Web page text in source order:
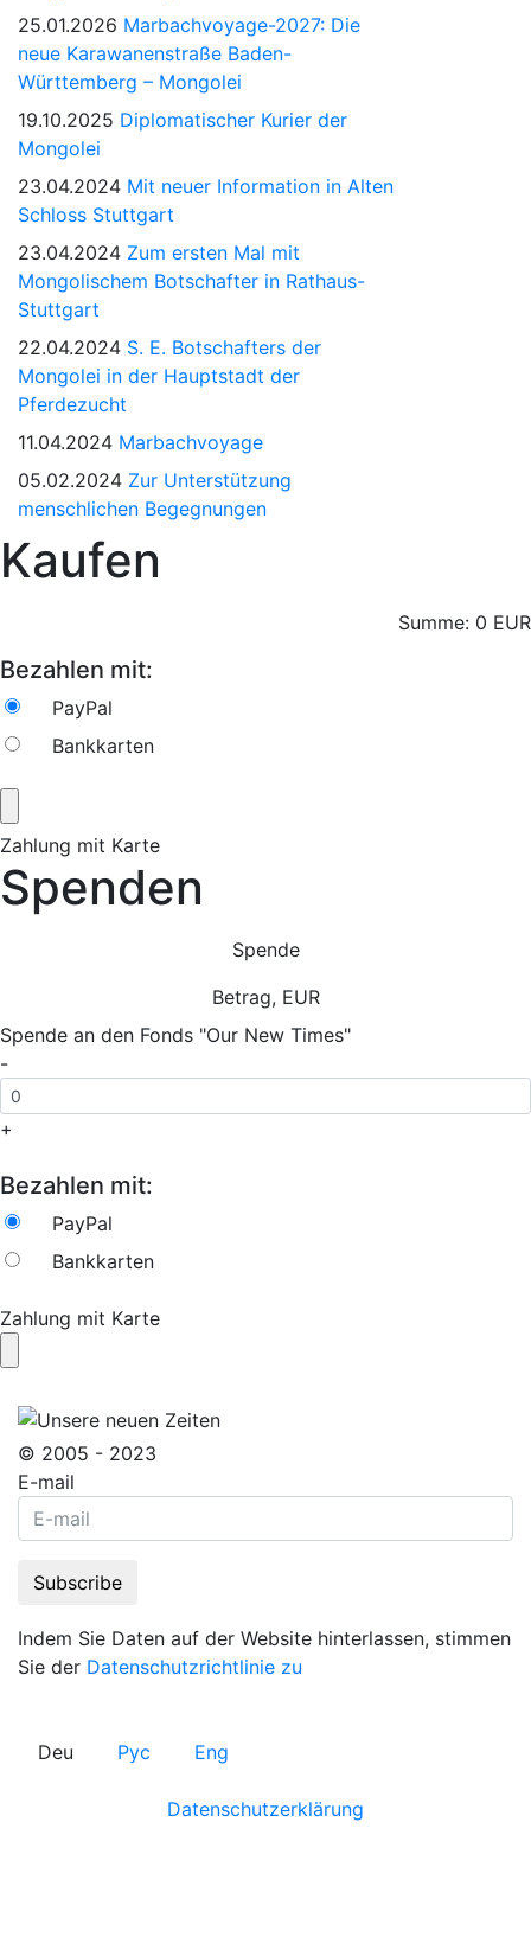
25.01.2026 Marbachvoyage-2027: Die
neue Karawanenstraße Baden-
Württemberg – Mongolei
19.10.2025 Diplomatischer Kurier der
Mongolei
23.04.2024 Mit neuer Information in Alten
Schloss Stuttgart
23.04.2024 Zum ersten Mal mit
Mongolischem Botschafter in Rathaus-
Stuttgart
22.04.2024 S. E. Botschafters der
Mongolei in der Hauptstadt der
Pferdezucht
11.04.2024 Marbachvoyage
05.02.2024 Zur Unterstützung
menschlichen Begegnungen
Kaufen
Summe: 0 EUR
Bezahlen mit:
PayPal
Bankkarten
Zahlung mit Karte
Spenden
Spende
Betrag, EUR
Spende an den Fonds "Our New Times"
-
+
Bezahlen mit:
PayPal
Bankkarten
Zahlung mit Karte
© 2005 - 2023
E-mail
Indem Sie Daten auf der Website hinterlassen, stimmen
Sie der Datenschutzrichtlinie zu
Deu Рус Eng
Datenschutzerklärung